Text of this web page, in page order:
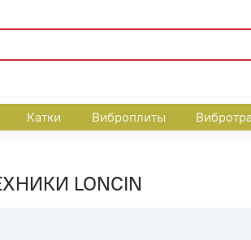
Катки Виброплиты
LONCIN